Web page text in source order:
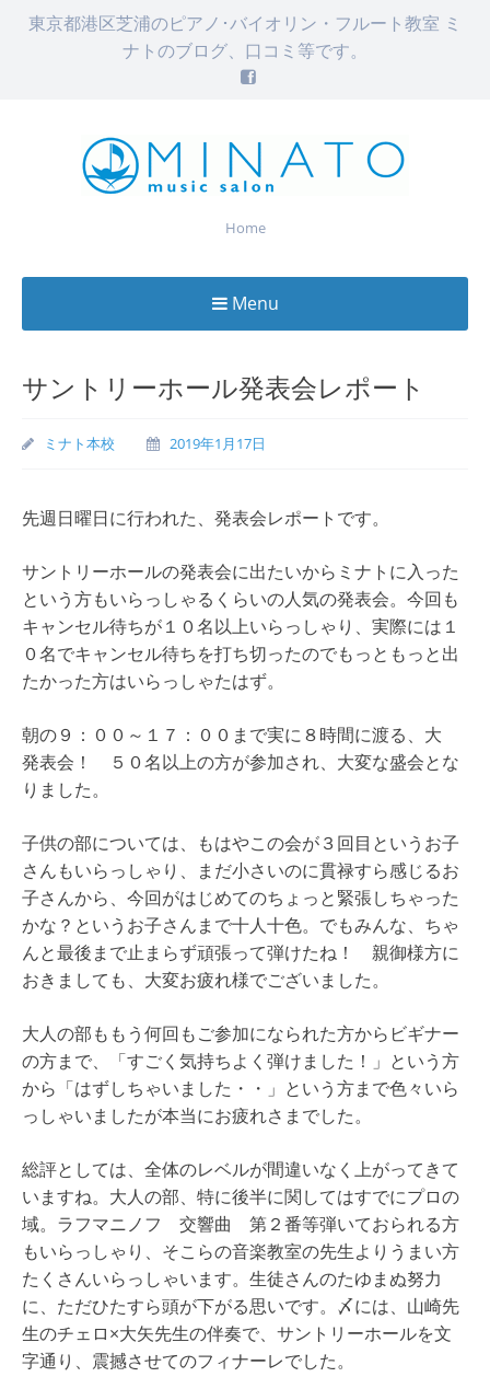
東京都港区芝浦のピアノ･バイオリン・フルート教室 ミ
ナトのブログ、口コミ等です。
Home
Menu
content
サントリーホール発表会レポート
ミナト本校 2019年1月17日
先週日曜日に行われた、発表会レポートです。
サントリーホールの発表会に出たいからミナトに入った
という方もいらっしゃるくらいの人気の発表会。今回も
キャンセル待ちが１０名以上いらっしゃり、実際には１
０名でキャンセル待ちを打ち切ったのでもっともっと出
たかった方はいらっしゃたはず。
朝の９：００～１７：００まで実に８時間に渡る、大
発表会！ ５０名以上の方が参加され、大変な盛会とな
りました。
子供の部については、もはやこの会が３回目というお子
さんもいらっしゃり、まだ小さいのに貫禄すら感じるお
子さんから、今回がはじめてのちょっと緊張しちゃった
かな？というお子さんまで十人十色。でもみんな、ちゃ
んと最後まで止まらず頑張って弾けたね！ 親御様方に
おきましても、大変お疲れ様でございました。
大人の部ももう何回もご参加になられた方からビギナー
の方まで、「すごく気持ちよく弾けました！」という方
から「はずしちゃいました・・」という方まで色々いら
っしゃいましたが本当にお疲れさまでした。
総評としては、全体のレベルが間違いなく上がってきて
いますね。大人の部、特に後半に関してはすでにプロの
域。ラフマニノフ 交響曲 第２番等弾いておられる方
もいらっしゃり、そこらの音楽教室の先生よりうまい方
たくさんいらっしゃいます。生徒さんのたゆまぬ努力
に、ただひたすら頭が下がる思いです。〆には、山崎先
生のチェロ×大矢先生の伴奏で、サントリーホールを文
字通り、震撼させてのフィナーレでした。